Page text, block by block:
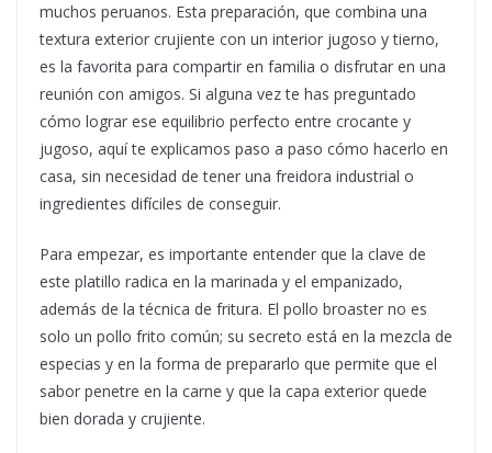
muchos peruanos. Esta preparación, que combina una
textura exterior crujiente con un interior jugoso y tierno,
es la favorita para compartir en familia o disfrutar en una
reunión con amigos. Si alguna vez te has preguntado
cómo lograr ese equilibrio perfecto entre crocante y
jugoso, aquí te explicamos paso a paso cómo hacerlo en
casa, sin necesidad de tener una freidora industrial o
ingredientes difíciles de conseguir.
Para empezar, es importante entender que la clave de
este platillo radica en la marinada y el empanizado,
además de la técnica de fritura. El pollo broaster no es
solo un pollo frito común; su secreto está en la mezcla de
especias y en la forma de prepararlo que permite que el
sabor penetre en la carne y que la capa exterior quede
bien dorada y crujiente.